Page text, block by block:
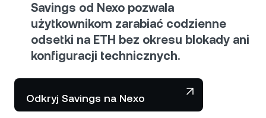
Savings od Nexo pozwala
użytkownikom zarabiać codzienne
odsetki na ETH bez okresu blokady ani
konfiguracji technicznych.
Odkryj Savings na Nexo